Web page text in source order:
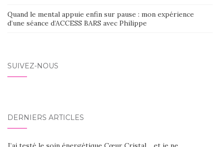
Quand le mental appuie enfin sur pause : mon expérience
d’une séance d’ACCESS BARS avec Philippe
SUIVEZ-NOUS
DERNIERS ARTICLES